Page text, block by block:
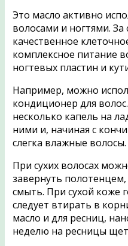
Это масло активно
волосами и ногтями. За
качественное
комплексное питание
ногтевых пластин и
Например, можно
кондиционер для
несколько капель на
ними и, начиная с
слегка влажные волосы.
При сухих волосах
завернуть
смыть. При сухой коже
следует втирать в
масло и для ресниц,
неделю на ресницы